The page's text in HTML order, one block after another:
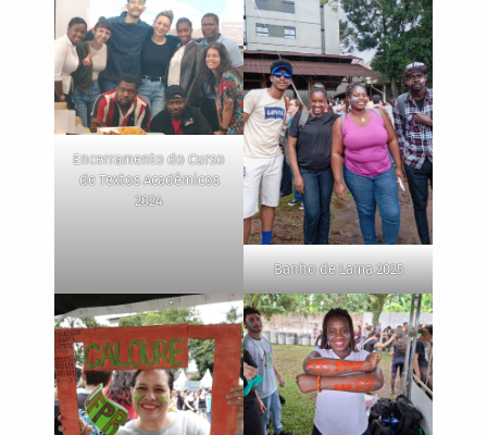
Encerramento do Curso
de Textos Acadêmicos
2024
Banho de Lama 2025